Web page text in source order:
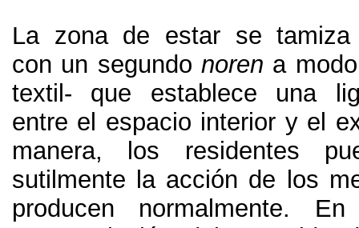
La zona de estar se tamiza
con un segundo noren a
textil - que establece una
entre el espacio interior y el
manera,
los residentes
sutilmente la acción de los
producen normalmente. En